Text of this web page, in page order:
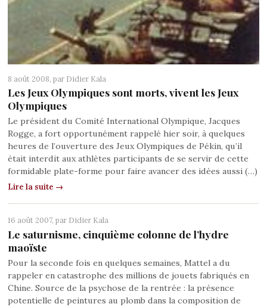
8 août 2008, par Didier Kala
Les Jeux Olympiques sont morts, vivent les Jeux
Olympiques
Le président du Comité International Olympique, Jacques
Rogge, a fort opportunément rappelé hier soir, à quelques
heures de l’ouverture des Jeux Olympiques de Pékin, qu’il
était interdit aux athlètes participants de se servir de cette
formidable plate-forme pour faire avancer des idées aussi (…)
Lire la suite →
16 août 2007, par Didier Kala
Le saturnisme, cinquième colonne de l’hydre
maoïste
Pour la seconde fois en quelques semaines, Mattel a du
rappeler en catastrophe des millions de jouets fabriqués en
Chine. Source de la psychose de la rentrée : la présence
potentielle de peintures au plomb dans la composition de